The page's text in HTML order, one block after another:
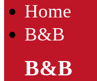
Home
B&B
B&B